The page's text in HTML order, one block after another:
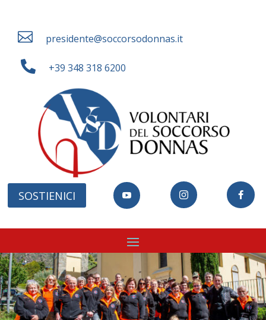
 presidente@soccorsodonnas.it
 +39 348 318 6200
SOSTIENICI   